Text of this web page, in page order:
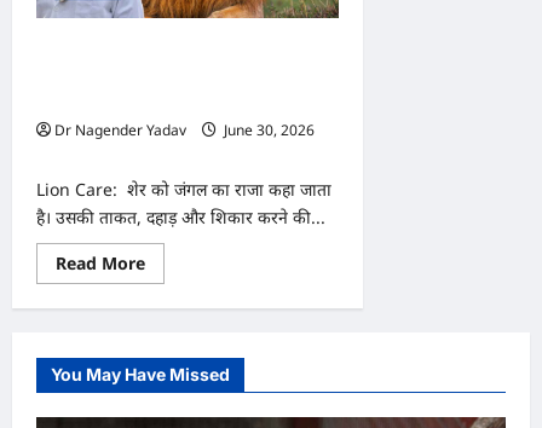
Dr Nagender Yadav
June 30, 2026
Lion Care: शेर को जंगल का राजा कहा जाता
है। उसकी ताकत, दहाड़ और शिकार करने की...
Read MoreRead
more
Lion
शिकार
करने
के
बाद
You May Have Missed